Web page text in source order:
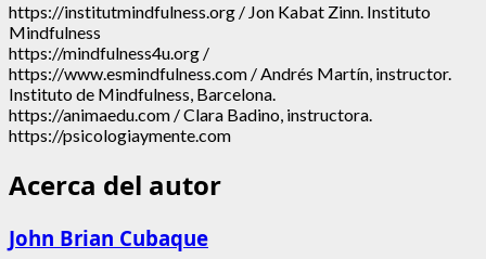
https://institutmindfulness.org / Jon Kabat Zinn. Instituto
Mindfulness
https://mindfulness4u.org /
https://www.esmindfulness.com / Andrés Martín, instructor.
Instituto de Mindfulness, Barcelona.
https://animaedu.com / Clara Badino, instructora.
https://psicologiaymente.com
Acerca del autor
John Brian Cubaque